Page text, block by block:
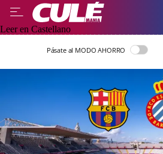
Leer en Castellano
Pásate al MODO AHORRO